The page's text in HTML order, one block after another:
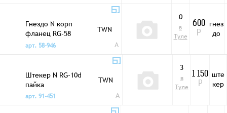
Гнездо N корп
фланец RG-58
пайка
TWN
арт. 58-946
A
0
в
Туле
600
Р
гнез
до
Штекер N RG-10d
пайка
TWN
арт. 91-451
A
3
в
Туле
1 150
Р
ште
кер